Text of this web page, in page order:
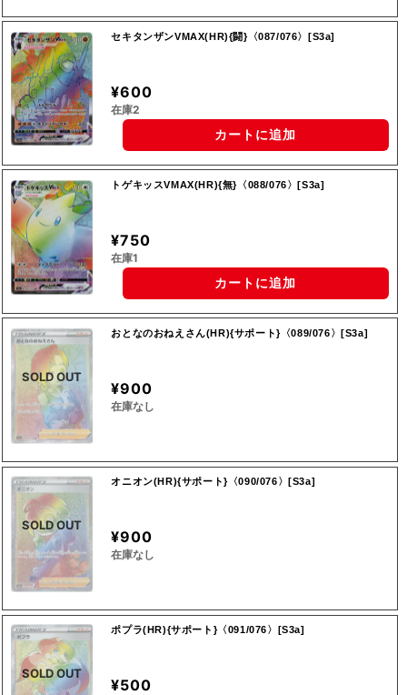
セキタンザンVMAX(HR){闘}〈087/076〉[S3a]
¥600
在庫2
カートに追加
トゲキッスVMAX(HR){無}〈088/076〉[S3a]
¥750
在庫1
カートに追加
SOLD OUT
おとなのおねえさん(HR){サポート}〈089/076〉[S3a]
¥900
在庫なし
SOLD OUT
オニオン(HR){サポート}〈090/076〉[S3a]
¥900
在庫なし
SOLD OUT
ポプラ(HR){サポート}〈091/076〉[S3a]
¥500